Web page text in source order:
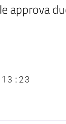
approva